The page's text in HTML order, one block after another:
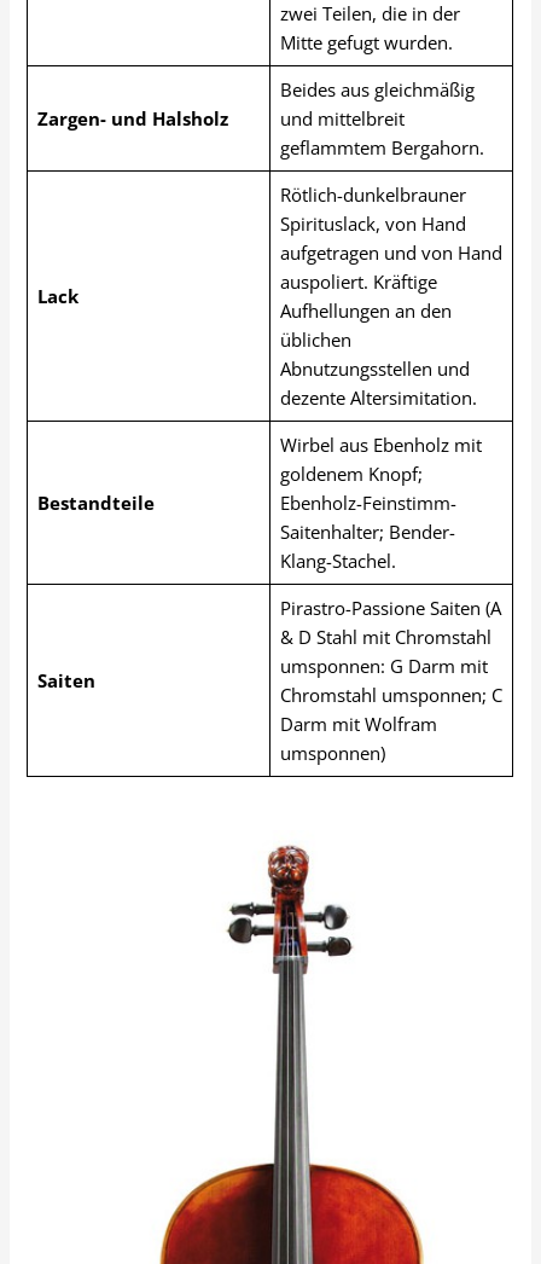
zwei Teilen, die in der
Mitte gefugt wurden.
Zargen- und Halsholz
Beides aus gleichmäßig
und mittelbreit
geflammtem Bergahorn.
Lack
Rötlich-dunkelbrauner
Spirituslack, von Hand
aufgetragen und von Hand
auspoliert. Kräftige
Aufhellungen an den
üblichen
Abnutzungsstellen und
dezente Altersimitation.
Bestandteile
Wirbel aus Ebenholz mit
goldenem Knopf;
Ebenholz-Feinstimm-
Saitenhalter; Bender-
Klang-Stachel.
Saiten
Pirastro-Passione Saiten (A
& D Stahl mit Chromstahl
umsponnen: G Darm mit
Chromstahl umsponnen; C
Darm mit Wolfram
umsponnen)